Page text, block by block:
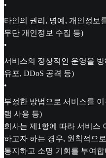
•
타인의 권리, 명예, 개인정보
무단 개인정보 수집 등)
•
서비스의 정상적인 운영을
유포, DDoS 공격 등)
•
부정한 방법으로 서비스를
램 사용 등)
회사는 제1항에 따라 서비스
하고자 하는 경우, 원칙적으
통지하고 소명 기회를 부여